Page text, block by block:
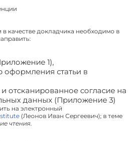
качестве докладчика необходимо в
1),
оформления статьи в
отсканированное согласие на
данных (Приложение 3)
на электронный
(Леонов Иван Сергеевич); в теме
чтения.